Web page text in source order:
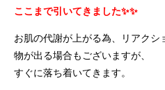
ここまで引いてきました✨✨
お肌の代謝が上がる為、リアクシ
物が出る場合もございますが、
すぐに落ち着いてきます。